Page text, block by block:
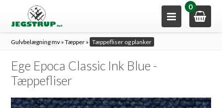
0
Gulvbelægning mv »Tæpper » Tæppefliser og planker
Ege Epoca Classic Ink Blue -
Tæppefliser